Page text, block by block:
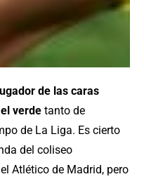
de las caras
verde tanto de
de La Liga. Es cierto
del coliseo
Atlético de Madrid, pero